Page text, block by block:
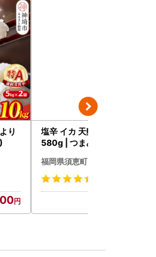
り
塩辛 イカ 天麩羅処ひらお
580g | つまみ 塩辛
福岡県須恵町